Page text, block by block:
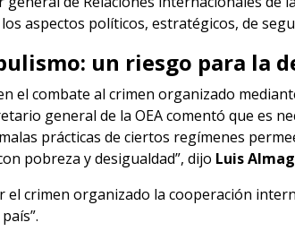
aspectos políticos, estratégicos, de
un riesgo para la
el combate al crimen organizado
general de la OEA comentó que es
prácticas de ciertos regímenes
pobreza y desigualdad”, dijo Luis
el crimen organizado la cooperación